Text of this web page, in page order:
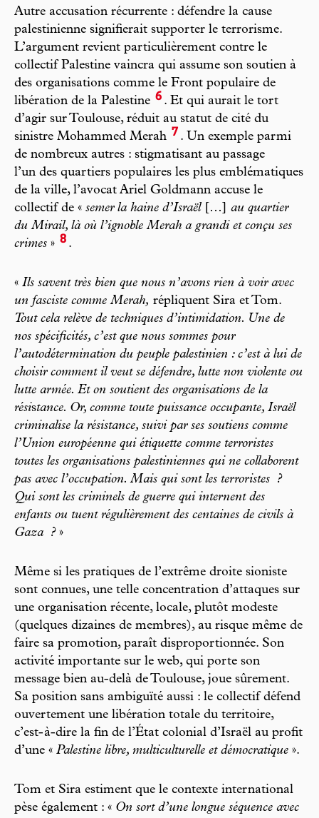
Autre accusation récurrente : défendre la cause
palestinienne signifierait supporter le terrorisme.
L’argument revient particulièrement contre le
collectif Palestine vaincra qui assume son soutien à
des organisations comme le Front populaire de
libération de la Palestine 6 . Et qui aurait le tort
d’agir sur Toulouse, réduit au statut de cité du
sinistre Mohammed Merah 7 . Un exemple parmi
de nombreux autres : stigmatisant au passage
l’un des quartiers populaires les plus emblématiques
de la ville, l’avocat Ariel Goldmann accuse le
collectif de « semer la haine d’Israël[…] au quartier
du Mirail, là où l’ignoble Merah a grandi et conçu ses
crimes » 8 .
« Ils savent très bien que nous n’avons rien à voir avec
un fasciste comme Merah, répliquent Sira et Tom.
Tout cela relève de techniques d’intimidation. Une de
nos spécificités, c’est que nous sommes pour
l’autodétermination du peuple palestinien : c’est à lui de
choisir comment il veut se défendre, lutte non violente ou
lutte armée. Et on soutient des organisations de la
résistance. Or, comme toute puissance occupante, Israël
criminalise la résistance, suivi par ses soutiens comme
l’Union européenne qui étiquette comme terroristes
toutes les organisations palestiniennes qui ne collaborent
pas avec l’occupation. Mais qui sont les terroristes
?
Qui sont les criminels de guerre qui internent des
enfants ou tuent régulièrement des centaines de civils à
Gaza
?»
Même si les pratiques de l’extrême droite sioniste
sont connues, une telle concentration d’attaques sur
une organisation récente, locale, plutôt modeste
(quelques dizaines de membres), au risque même de
faire sa promotion, paraît disproportionnée. Son
activité importante sur le web, qui porte son
message bien au-delà de Toulouse, joue sûrement.
Sa position sans ambiguïté aussi : le collectif défend
ouvertement une libération totale du territoire,
c’est- à-dire la fin de l’État colonial d’Israël au profit
d’une « Palestine libre, multiculturelle et démocratique ».
Tom et Sira estiment que le contexte international
pèse également : « On sort d’une longue séquence avec